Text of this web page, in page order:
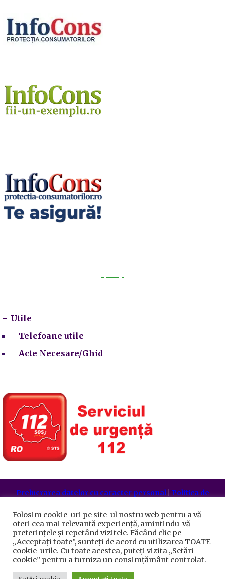
Utile
Telefoane utile
Acte Necesare/Ghid
Prelucrarea datelor cu caracter personal| Politica de
Primăria Sectorului 5 București
©️2021. Toate drepturile
rezervate.
Folosim cookie-uri pe site-ul nostru web pentru a vă
oferi cea mai relevantă experiență, amintindu-vă
preferințele și repetând vizitele. Făcând clic pe
„Acceptați toate”, sunteți de acord cu utilizarea TOATE
cookie-urile. Cu toate acestea, puteți vizita „Setări
cookie” pentru a furniza un consimțământ controlat.